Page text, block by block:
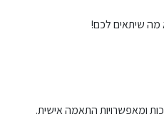
מה שיתאים לכם!
ומאפשרויות התאמה אישית.